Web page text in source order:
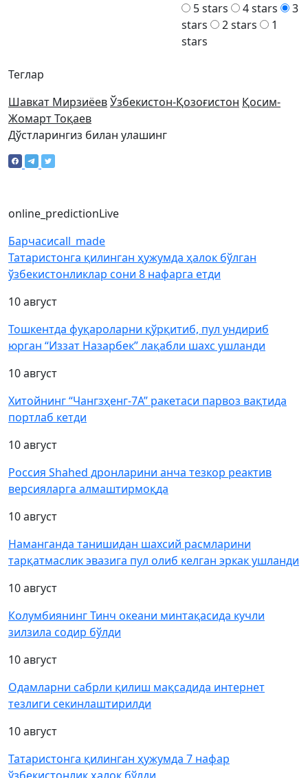
Теглар
Шавкат МирзиёевЎзбекистон-Қозоғистон Қосим-
Жомарт Тоқаев
5 stars
4 stars
3
stars
2 stars
1
stars
Дўстларингиз билан улашинг
online_predictionLive
Барчасиcall_made
Татаристонга қилинган ҳужумда ҳалок бўлган
ўзбекистонликлар сони 8 нафарга етди
10 август
Тошкентда фуқароларни қўрқитиб, пул ундириб
юрган “Иззат Назарбек” лақабли шахс ушланди
10 август
Хитойнинг “Чангзҳенг-7А” ракетаси парвоз вақтида
портлаб кетди
10 август
Россия Shahed дронларини анча тезкор реактив
версияларга алмаштирмоқда
10 август
Наманганда танишидан шахсий расмларини
тарқатмаслик эвазига пул олиб келган эркак ушланди
10 август
Колумбиянинг Тинч океани минтақасида кучли
зилзила содир бўлди
10 август
Одамларни сабрли қилиш мақсадида интернет
тезлиги секинлаштирилди
10 август
Татаристонга қилинган ҳужумда 7 нафар